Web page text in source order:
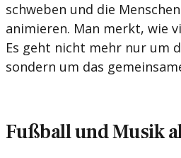
schweben und die
animieren. Man merkt, wie
Es geht nicht mehr nur um
sondern um das
Fußball und Musik